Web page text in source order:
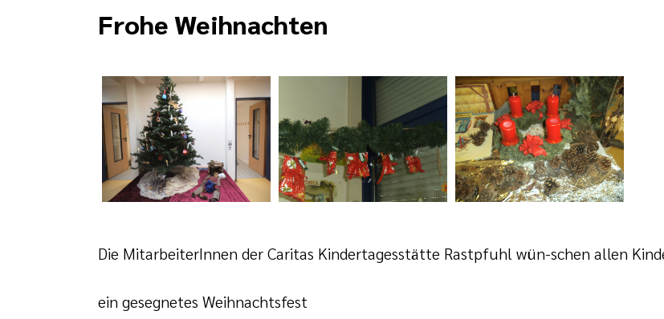
Frohe Weihnachten
Die MitarbeiterInnen der Caritas Kindertagesstätte Rastpfuhl wün-schen allen
ein gesegnetes Weihnachtsfest